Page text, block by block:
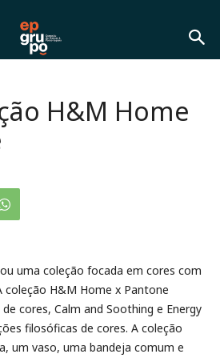
H&M Home
uma coleção focada em cores com
coleção H&M Home x Pantone
cores, Calm and Soothing e Energy
filosóficas de cores. A coleção
um vaso, uma bandeja comum e